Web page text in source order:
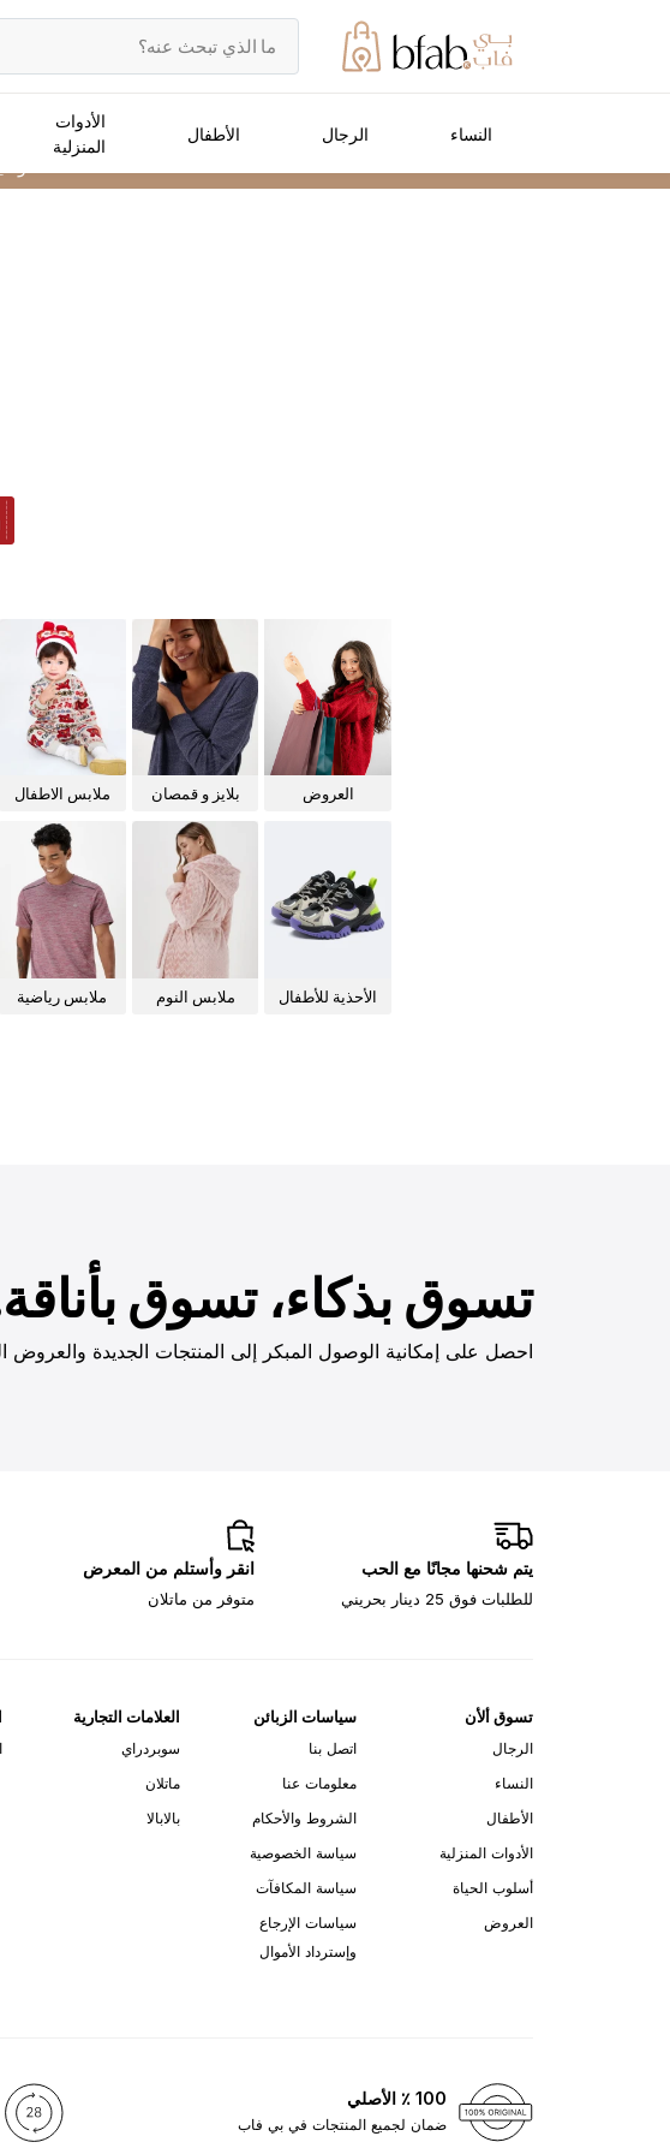
النساء الرجال الأطفال
الأدوات
المنزلية
العروض
بلايز و قمصان
ملابس الاطفال
الأحذية للأطفال
ملابس النوم
ملابس رياضية
تسوق بذكاء، تسوق
احصل على إمكانية الوصول المبكر إلى المنتجات الجديدة والعروض
يتم شحنها مجانًا مع الحب
للطلبات فوق 25 دينار بحريني
انقر وأستلم من المعرض
متوفر من ماتلان
تسوق ألأن
الرجال
النساء
الأطفال
الأدوات المنزلية
أسلوب الحياة
العروض
سياسات الزبائن
اتصل بنا
معلومات عنا
الشروط والأحكام
سياسة الخصوصية
سياسة المكافآت
سياسات الإرجاع
وإسترداد الأموال
العلامات التجارية
سوبردراي
ماتلان
بالابالا
100 ٪ الأصلي
ضمان لجميع المنتجات في بي فاب